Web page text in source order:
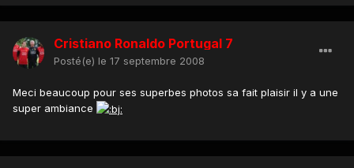
Cristiano Ronaldo Portugal 7
Posté(e) le 17 septembre 2008
Meci beaucoup pour ses superbes photos sa fait plaisir il y a une
super ambiance